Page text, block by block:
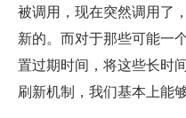
被调用，现在突然调用了
新的。而对于那些可能一
置过期时间，将这些长时
刷新机制，我们基本上能